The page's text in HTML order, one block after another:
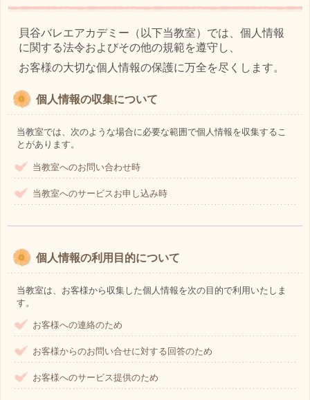
貝谷バレエアカデミー（以下当教室）では、個人情報
に関する法令およびその他の規範を遵守し、
お客様の大切な個人情報の保護に万全を尽くします。
個人情報の収集について
当教室では、次のような場合に必要な範囲で個人情報を収集するこ
とがあります。
当教室へのお問い合わせ時
当教室へのサービスお申し込み時
個人情報の利用目的について
当教室は、お客様から収集した個人情報を次の目的で利用いたしま
す。
お客様への連絡のため
お客様からのお問い合せに対する回答のため
お客様へのサービス提供のため